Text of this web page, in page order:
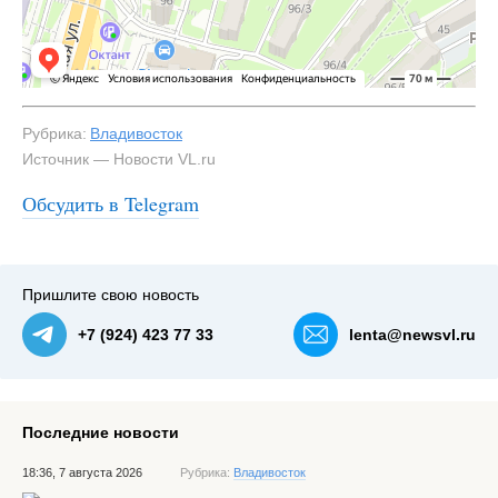
Рубрика: Владивосток
Источник — Новости VL.ru
Обсудить в Telegram
#3
Сквер на момент расторжения договора. Июль —
NewsVL.ru
Пришлите свою новость
+7 (924) 423 77 33 lenta@newsvl.ru
Последние новости
18:36, 7 августа 2026 Рубрика: Владивосток